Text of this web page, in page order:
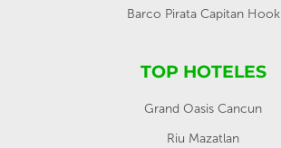
Barco Pirata Capitan Hook
TOP HOTELES
Grand Oasis Cancun
Riu Mazatlan